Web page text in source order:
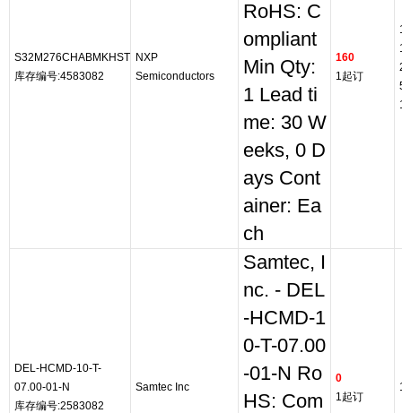
S32M276CHABMKHST
库存编号:4583082
NXP
Semiconductors
RoHS: C
ompliant
Min Qty:
1 Lead ti
me: 30 W
eeks, 0 D
ays Cont
ainer: Ea
ch
160
1起订
DEL-HCMD-10-T-
07.00-01-N
库存编号:2583082
Samtec Inc
Samtec, I
nc. - DEL
-HCMD-1
0-T-07.00
-01-N Ro
HS: Com
0
1起订